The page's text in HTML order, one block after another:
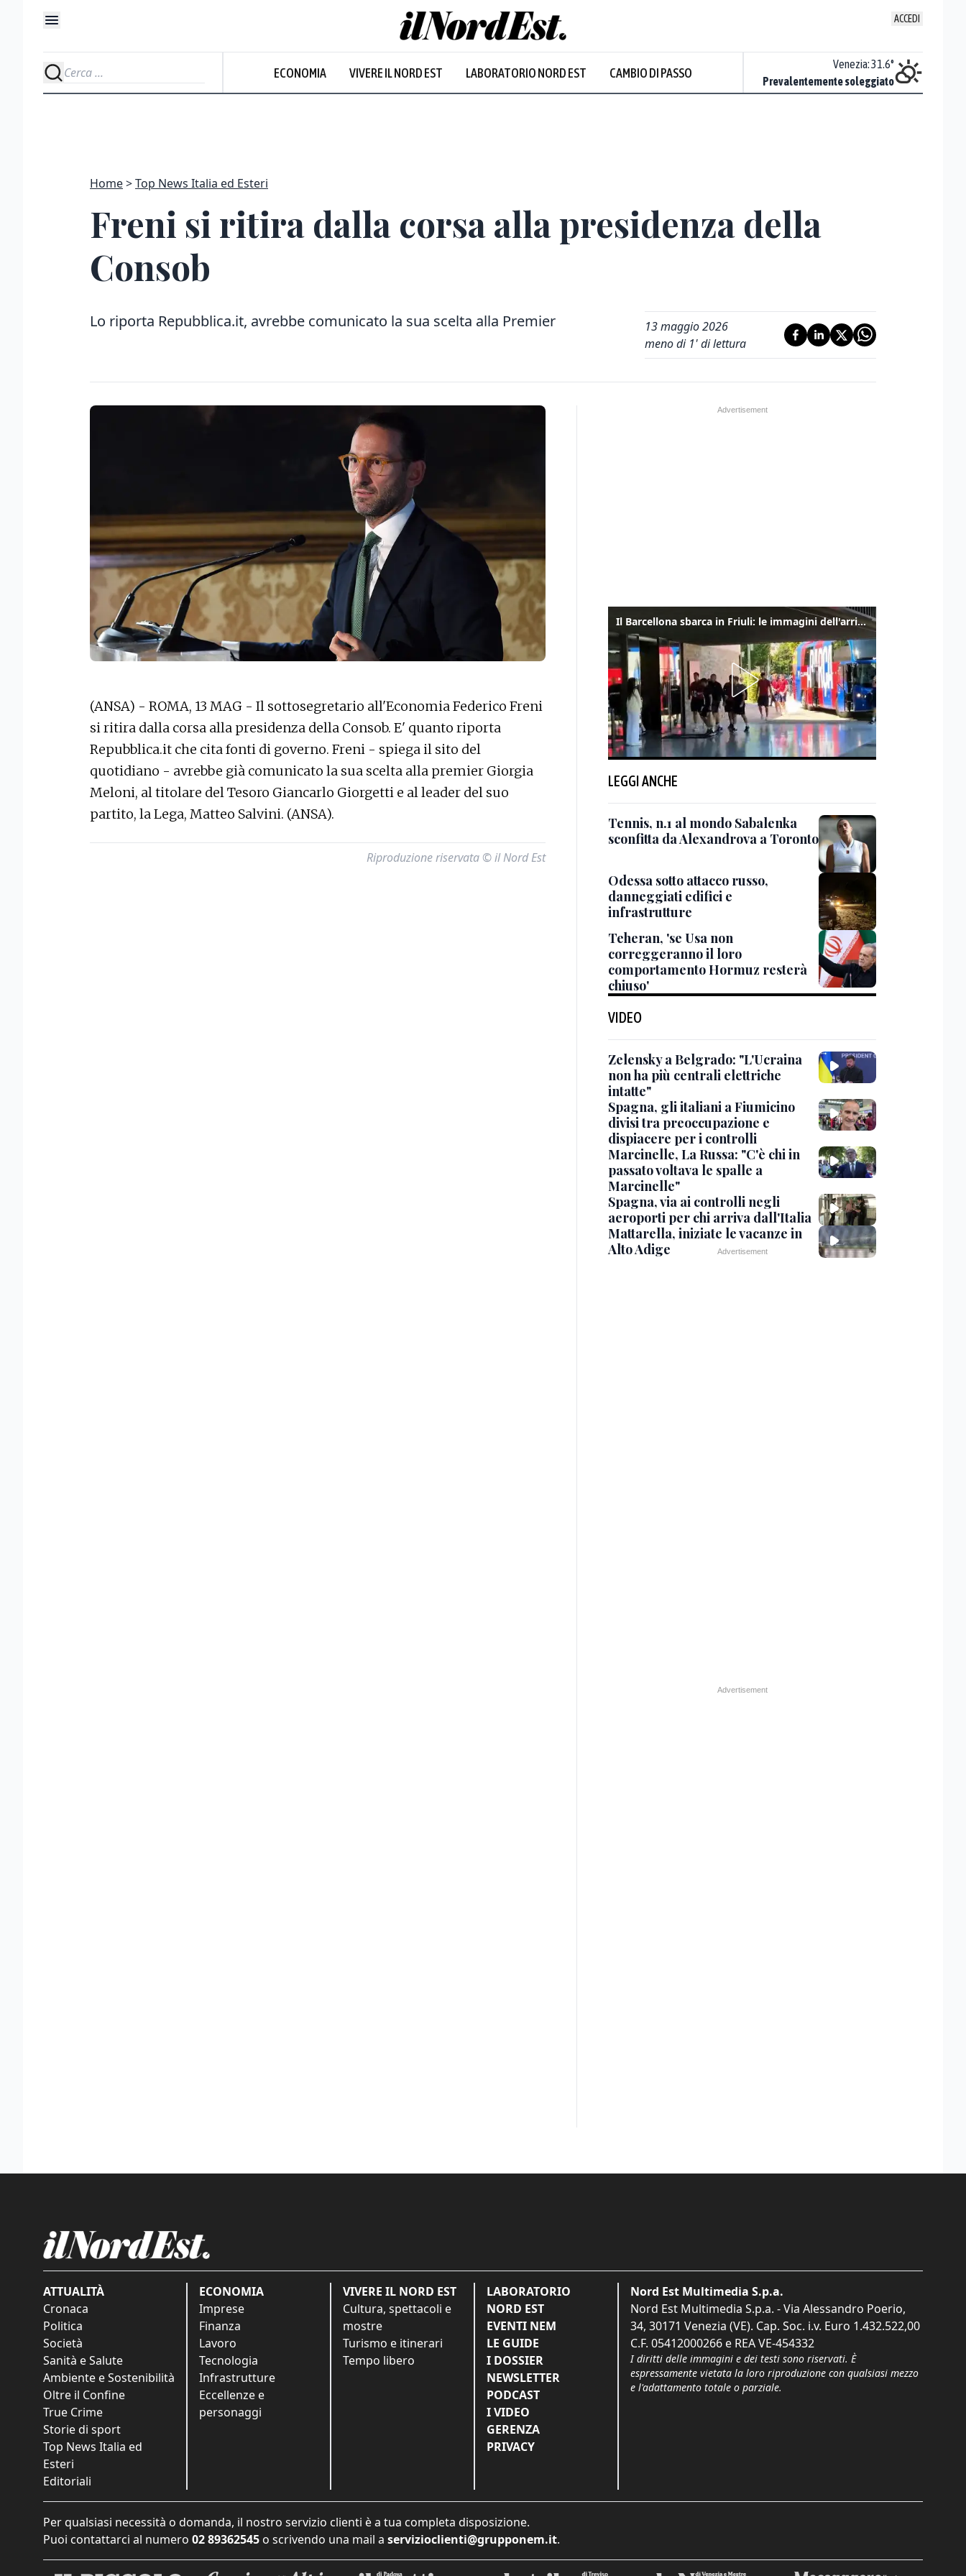
ACCEDI
ECONOMIA VIVERE IL NORD EST LABORATORIO NORD EST CAMBIO DI PASSO
Sereno
Venezia:31.6°
Prevalentemente soleggiato
Home Top News Italia ed Esteri
Freni si ritira dalla corsa alla presidenza della
Consob
Lo riporta Repubblica.it, avrebbe comunicato la sua scelta alla Premier
13 maggio 2026
meno di 1' di lettura
(ANSA) - ROMA, 13 MAG - Il sottosegretario all'Economia Federico Freni
si ritira dalla corsa alla presidenza della Consob. E' quanto riporta
Repubblica.it che cita fonti di governo. Freni - spiega il sito del
quotidiano - avrebbe già comunicato la sua scelta alla premier Giorgia
Meloni, al titolare del Tesoro Giancarlo Giorgetti e al leader del suo
partito, la Lega, Matteo Salvini. (ANSA).
Riproduzione riservata © il Nord Est
Il Barcellona sbarca in Friuli: le immagini dell'arrivo in albergo
LEGGI ANCHE
Tennis, n.1 al mondo Sabalenka
sconfitta da Alexandrova a Toronto
Odessa sotto attacco russo,
danneggiati edifici e
infrastrutture
Teheran, 'se Usa non
correggeranno il loro
comportamento Hormuz resterà
chiuso'
VIDEO
Zelensky a Belgrado: "L'Ucraina
non ha più centrali elettriche
intatte"
Spagna, gli italiani a Fiumicino
divisi tra preoccupazione e
dispiacere per i controlli
Marcinelle, La Russa: "C'è chi in
passato voltava le spalle a
Marcinelle"
Spagna, via ai controlli negli
aeroporti per chi arriva dall'Italia
Mattarella, iniziate le vacanze in
Alto Adige
ATTUALITÀ
Cronaca
Politica
Società
Sanità e Salute
Ambiente e Sostenibilità
Oltre il Confine
True Crime
Storie di sport
Top News Italia ed
Esteri
Editoriali
ECONOMIA
Imprese
Finanza
Lavoro
Tecnologia
Infrastrutture
Eccellenze e
personaggi
VIVERE IL NORD EST
Cultura, spettacoli e
mostre
Turismo e itinerari
Tempo libero
LABORATORIO
NORD EST
EVENTI NEM
LE GUIDE
I DOSSIER
NEWSLETTER
PODCAST
I VIDEO
GERENZA
PRIVACY
Nord Est Multimedia S.p.a.
Nord Est Multimedia S.p.a. - Via Alessandro Poerio,
34, 30171 Venezia (VE). Cap. Soc. i.v. Euro 1.432.522,00
C.F. 05412000266 e REA VE-454332
I diritti delle immagini e dei testi sono riservati. È
espressamente vietata la loro riproduzione con qualsiasi mezzo
e l'adattamento totale o parziale.
Per qualsiasi necessità o domanda, il nostro servizio clienti è a tua completa disposizione.
Puoi contattarci al numero 02 89362545 o scrivendo una mail a servizioclienti@grupponem.it.